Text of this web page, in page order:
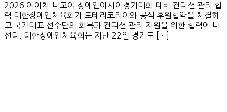
2026 아이치-나고야 장애인아시아경기대회 대비 컨디션 관리 협
력 대한장애인체육회가 도테라코리아와 공식 후원협약을 체결하
고 국가대표 선수단의 회복과 컨디션 관리 지원을 위한 협력에 나
선다. 대한장애인체육회는 지난 22일 경기도 […]